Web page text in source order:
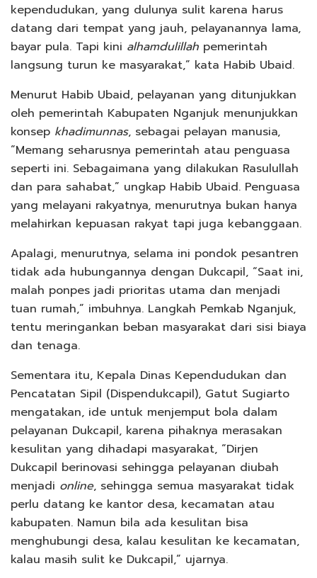
kependudukan, yang dulunya sulit karena harus
datang dari tempat yang jauh, pelayanannya lama,
bayar pula. Tapi kini alhamdulillah pemerintah
langsung turun ke masyarakat,” kata Habib Ubaid.
Menurut Habib Ubaid, pelayanan yang ditunjukkan
oleh pemerintah Kabupaten Nganjuk menunjukkan
konsep khadimunnas, sebagai pelayan manusia,
“Memang seharusnya pemerintah atau penguasa
seperti ini. Sebagaimana yang dilakukan Rasulullah
dan para sahabat,” ungkap Habib Ubaid. Penguasa
yang melayani rakyatnya, menurutnya bukan hanya
melahirkan kepuasan rakyat tapi juga kebanggaan.
Apalagi, menurutnya, selama ini pondok pesantren
tidak ada hubungannya dengan Dukcapil, “Saat ini,
malah ponpes jadi prioritas utama dan menjadi
tuan rumah,” imbuhnya. Langkah Pemkab Nganjuk,
tentu meringankan beban masyarakat dari sisi biaya
dan tenaga.
Sementara itu, Kepala Dinas Kependudukan dan
Pencatatan Sipil (Dispendukcapil), Gatut Sugiarto
mengatakan, ide untuk menjemput bola dalam
pelayanan Dukcapil, karena pihaknya merasakan
kesulitan yang dihadapi masyarakat, “Dirjen
Dukcapil berinovasi sehingga pelayanan diubah
menjadi online, sehingga semua masyarakat tidak
perlu datang ke kantor desa, kecamatan atau
kabupaten. Namun bila ada kesulitan bisa
menghubungi desa, kalau kesulitan ke kecamatan,
kalau masih sulit ke Dukcapil,” ujarnya.